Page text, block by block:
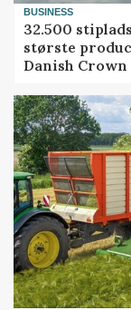
BUSINESS
32.500
største
Danish Crown